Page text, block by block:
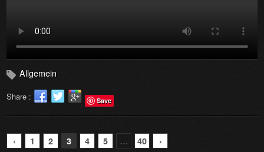
Allgemein
Share : Save
‹ 1 2 3 4 5 … 40 ›